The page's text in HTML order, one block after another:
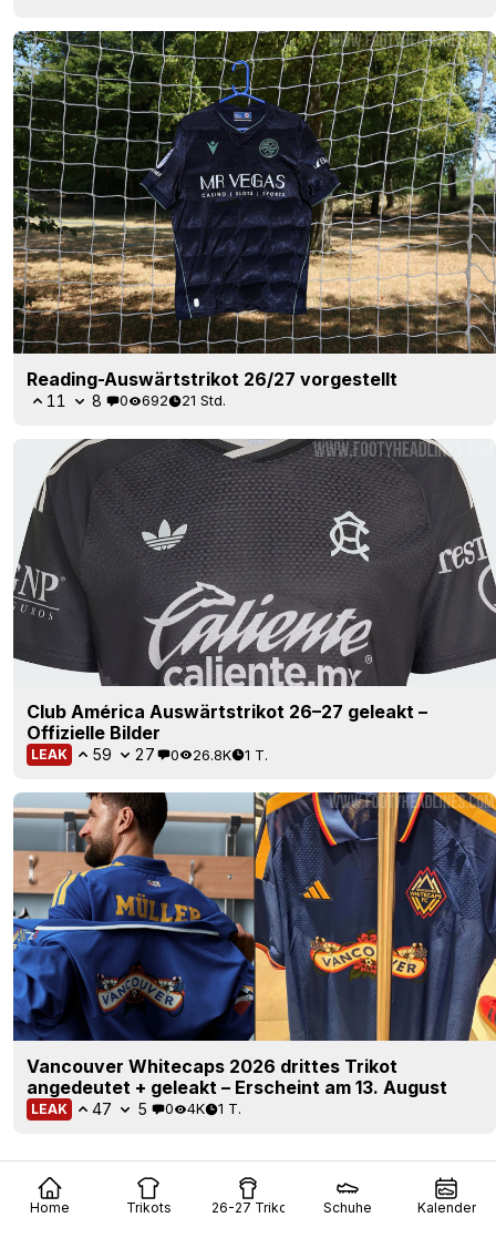
Home Trikots 26-27 Trikots Schuhe Kalender
Reading-Auswärtstrikot 26/27 vorgestellt
11 8 0 692 21 Std.
Club América Auswärtstrikot 26–27 geleakt –
Offizielle Bilder
LEAK 59 27 0 26.8K 1 T.
Vancouver Whitecaps 2026 drittes Trikot
angedeutet + geleakt – Erscheint am 13. August
LEAK 47 5 0 4K 1 T.